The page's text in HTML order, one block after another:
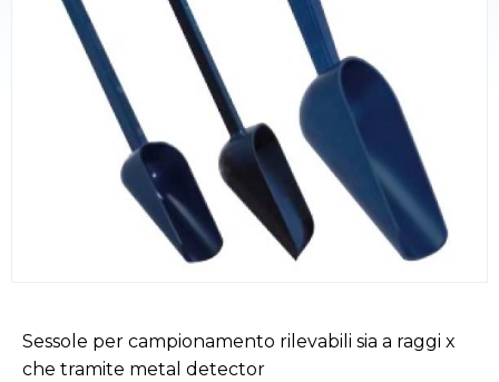
Sessole per campionamento rilevabili sia a raggi x
che tramite metal detector